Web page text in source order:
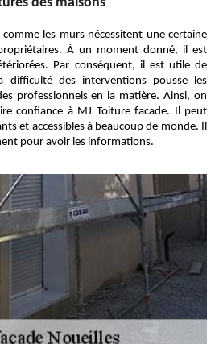
comme les murs nécessitent une certaine
À un moment donné, il est
Par conséquent, il est utile de
difficulté des interventions pousse les
professionnels en la matière. Ainsi, on
confiance à MJ Toiture facade. Il peut
et accessibles à beaucoup de monde. Il
pour avoir les informations.